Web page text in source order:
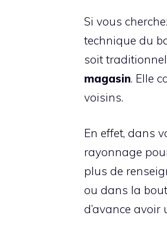
Si vous
technique du
soit
magasin. Elle
voisins.
En effet, dans
rayonnage
plus de
ou dans la
d’avance avoir